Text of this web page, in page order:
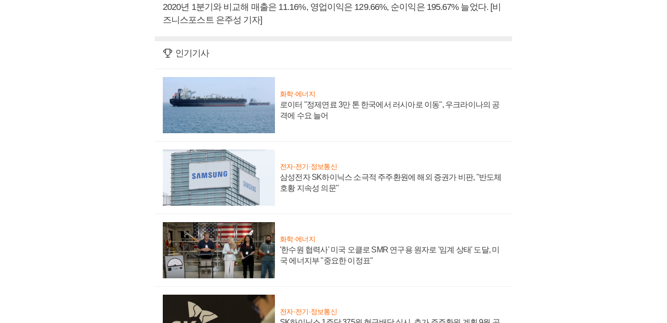
2020년 1분기와 비교해 매출은 11.16%, 영업이익은 129.66%, 순이익은 195.67% 늘었다. [비
즈니스포스트 은주성 기자]
인기기사
화학·에너지
로이터 "정제연료 3만 톤 한국에서 러시아로 이동", 우크라이나의 공
격에 수요 늘어
전자·전기·정보통신
삼성전자 SK하이닉스 소극적 주주환원에 해외 증권가 비판, "반도체
호황 지속성 의문"
화학·에너지
'한수원 협력사' 미국 오클로 SMR 연구용 원자로 '임계 상태' 도달, 미
국 에너지부 "중요한 이정표"
전자·전기·정보통신